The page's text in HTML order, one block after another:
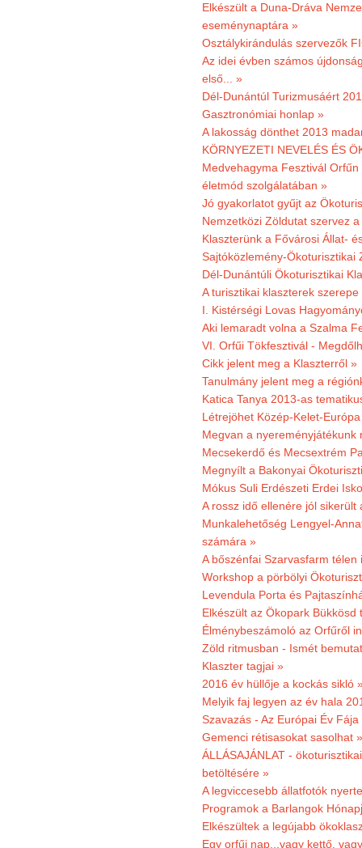
Elkészült a Duna-Dráva
eseménynaptára »
Osztálykirándulás szervezők
Az idei évben számos
első... »
Dél-Dunántúl Turizmusáért
Gasztronómiai honlap »
A lakosság dönthet 2013
KÖRNYEZETI NEVELÉS ÉS
Medvehagyma Fesztivál
életmód szolgálatában »
Jó gyakorlatot gyűjt az
Nemzetközi Zöldutat szervez
Klaszterünk a Fővárosi Állat-
Sajtóközlemény-Ökoturisztikai
Dél-Dunántúli Ökoturisztikai
A turisztikai klaszterek
I. Kistérségi Lovas
Aki lemaradt volna a Szalma
VI. Orfűi Tökfesztivál -
Cikk jelent meg a Klaszterről »
Tanulmány jelent meg a
Katica Tanya 2013-as
Létrejöhet Közép-Kelet-
Megvan a nyereményjátékunk
Mecsekerdő és Mecsextrém
Megnyílt a Bakonyai
Mókus Suli Erdészeti Erdei
A rossz idő ellenére jól sikerült
Munkalehetőség Lengyel-
számára »
A bőszénfai Szarvasfarm
Workshop a pörbölyi
Levendula Porta és
Elkészült az Ökopark
Élménybeszámoló az Orfűről
Zöld ritmusban - Ismét
Klaszter tagjai »
2016 év hüllője a kockás sikló
Melyik faj legyen az év hala
Szavazás - Az Európai Év
Gemenci rétisasokat sasolhat »
ÁLLÁSAJÁNLAT -
betöltésére »
A legviccesebb állatfotók
Programok a Barlangok
Elkészültek a legújabb
Egy orfűi nap...vagy kettő,